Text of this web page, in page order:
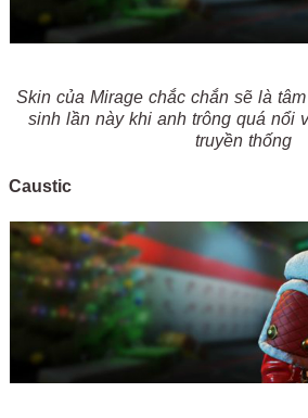
Skin của Mirage chắc chắn sẽ là
sinh lần này khi anh trông quá nổi
truyền thống
Caustic